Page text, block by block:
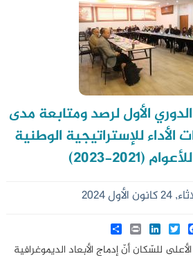
الأول لرصد ومتابعة مدى
للإستراتيجية الوطنية
(2021-2023)
الأول 2024
Facebook
Twitter
LinkedIn
Print
للسّكان أنّ إدماج الأبعاد الديموغرافية